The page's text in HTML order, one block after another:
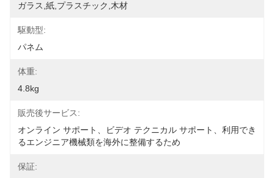
ガラス,紙,プラスチック,木材
駆動型:
パネム
体重:
4.8kg
販売後サービス:
オンライン サポート、ビデオ テクニカル サポート、利用でき
るエンジニア機械類を海外に整備するため
保証: